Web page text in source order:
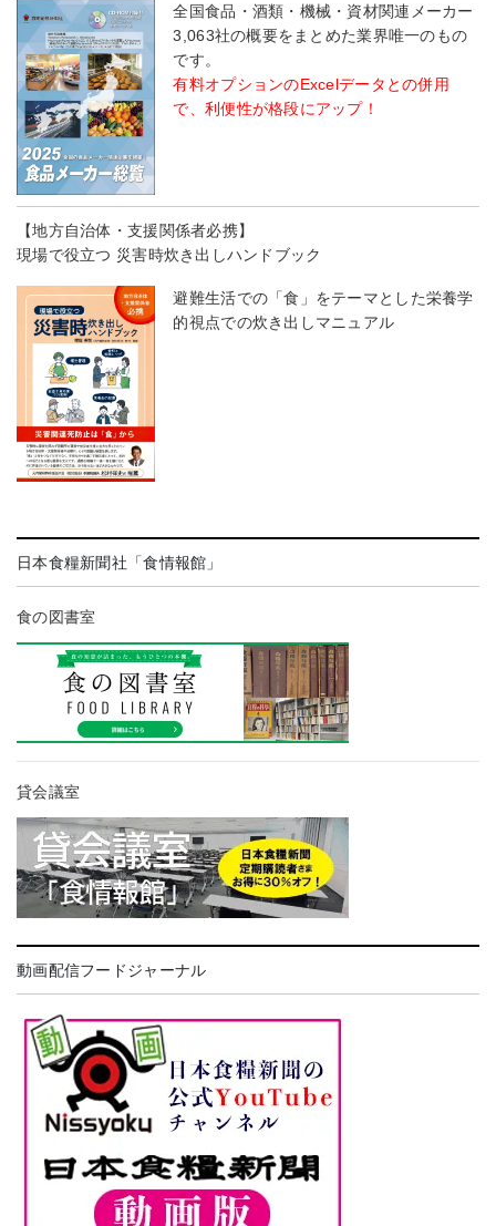
全国食品・酒類・機械・資材関連メーカー
3,063社の概要をまとめた業界唯一のもの
です。
有料オプションのExcelデータとの併用
で、利便性が格段にアップ！
【地方自治体・支援関係者必携】
現場で役立つ 災害時炊き出しハンドブック
避難生活での「食」をテーマとした栄養学
的視点での炊き出しマニュアル
日本食糧新聞社「食情報館」
食の図書室
貸会議室
動画配信フードジャーナル